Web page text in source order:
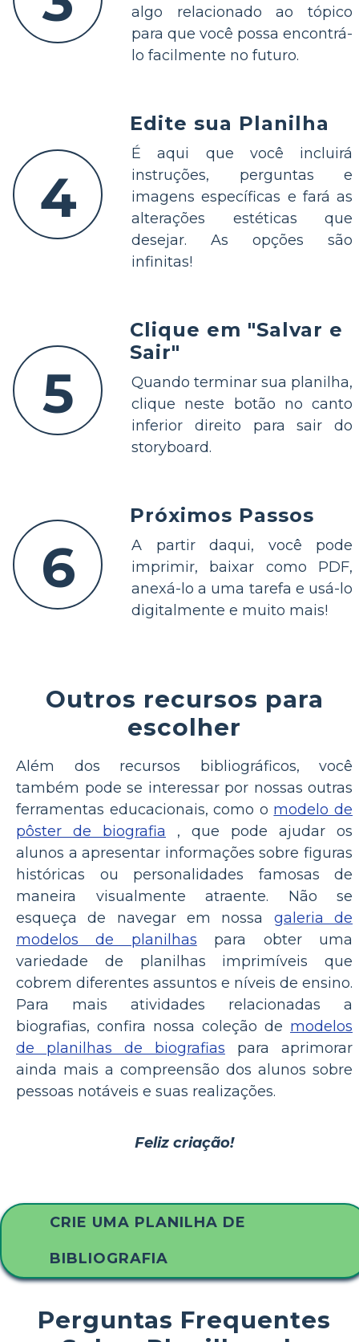
algo relacionado ao tópico
para que você possa encontrá-
lo facilmente no futuro.
4
Edite sua Planilha
É aqui que você incluirá
instruções, perguntas e
imagens específicas e fará as
alterações estéticas que
desejar. As opções são
infinitas!
5
Clique em "Salvar e
Sair"
Quando terminar sua planilha,
clique neste botão no canto
inferior direito para sair do
storyboard.
6
Próximos Passos
A partir daqui, você pode
imprimir, baixar como PDF,
anexá-lo a uma tarefa e usá-lo
digitalmente e muito mais!
Outros recursos para
escolher
Além dos recursos bibliográficos, você
também pode se interessar por nossas outras
ferramentas educacionais, como o modelo de
pôster de biografia , que pode ajudar os
alunos a apresentar informações sobre figuras
históricas ou personalidades famosas de
maneira visualmente atraente. Não se
esqueça de navegar em nossa galeria de
modelos de planilhas para obter uma
variedade de planilhas imprimíveis que
cobrem diferentes assuntos e níveis de ensino.
Para mais atividades relacionadas a
biografias, confira nossa coleção de modelos
de planilhas de biografias para aprimorar
ainda mais a compreensão dos alunos sobre
pessoas notáveis ​​e suas realizações.
Feliz criação!
CRIE UMA PLANILHA DE
BIBLIOGRAFIA
Perguntas Frequentes